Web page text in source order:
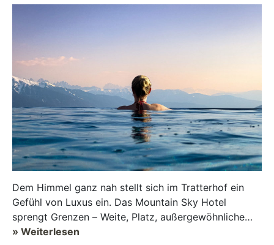
Dem Himmel ganz nah stellt sich im Tratterhof ein
Gefühl von Luxus ein. Das Mountain Sky Hotel
sprengt Grenzen – Weite, Platz, außergewöhnliche
Aussichten und noch mehr Sonne gar...
» Weiterlesen